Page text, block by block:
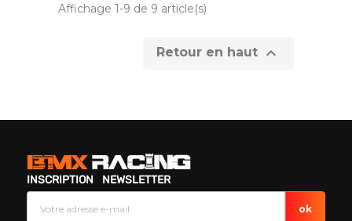
Affichage 1-9 de 9 article(s)
Retour en haut 
INSCRIPTION NEWSLETTER